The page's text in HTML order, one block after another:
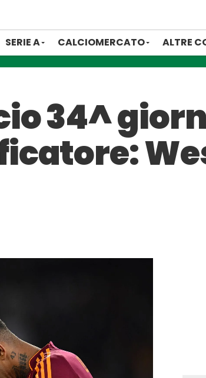
SERIE A CALCIOMERCATO ALTRE
34^